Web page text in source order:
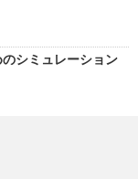
シミュレーション